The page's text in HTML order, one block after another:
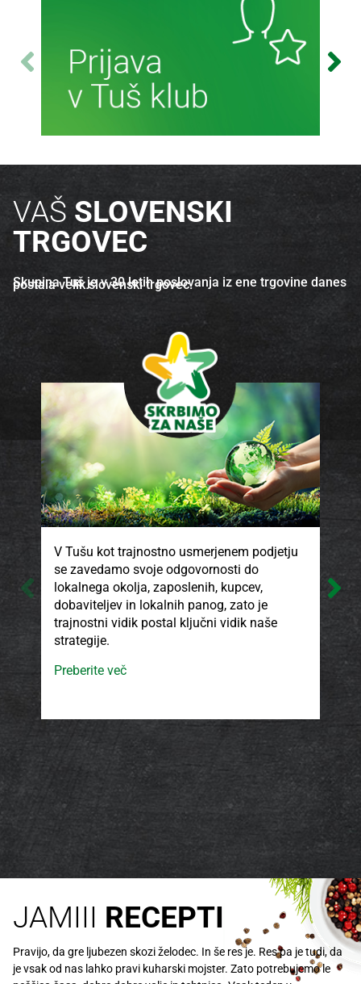
Več o izdelku
VAŠ SLOVENSKI
TRGOVEC
Skupina Tuš je v 30 letih poslovanja iz ene trgovine danes
postala velik slovenski trgovec.
V Tušu kot trajnostno usmerjenem podjetju
se zavedamo svoje odgovornosti do
lokalnega okolja, zaposlenih, kupcev,
dobaviteljev in lokalnih panog, zato je
trajnostni vidik postal ključni vidik naše
strategije.
Preberite več
ki
JAMIII RECEPTI
Pravijo, da gre ljubezen skozi želodec. In še res je. Res pa je tudi, da
je vsak od nas lahko pravi kuharski mojster. Zato potrebujemo le